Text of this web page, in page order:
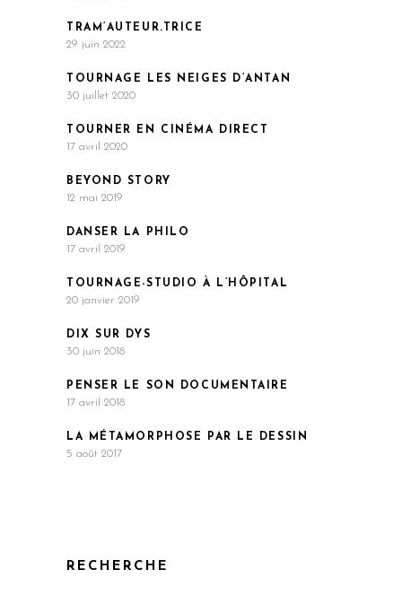
TRAM’AUTEUR.TRICE
29 juin 2022
TOURNAGE LES NEIGES D’ANTAN
30 juillet 2020
TOURNER EN CINÉMA DIRECT
17 avril 2020
BEYOND STORY
12 mai 2019
DANSER LA PHILO
17 avril 2019
TOURNAGE-STUDIO À L’HÔPITAL
20 janvier 2019
DIX SUR DYS
30 juin 2018
PENSER LE SON DOCUMENTAIRE
17 avril 2018
LA MÉTAMORPHOSE PAR LE DESSIN
5 août 2017
RECHERCHE